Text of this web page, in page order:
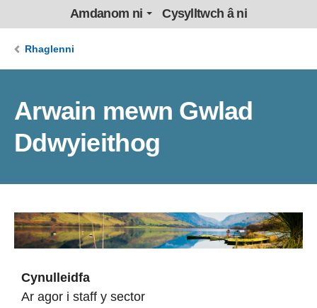
Amdanom ni Cysylltwch â ni
Rhaglenni
Arwain mewn Gwlad
Ddwyieithog
Cynulleidfa
Ar agor i staff y sector